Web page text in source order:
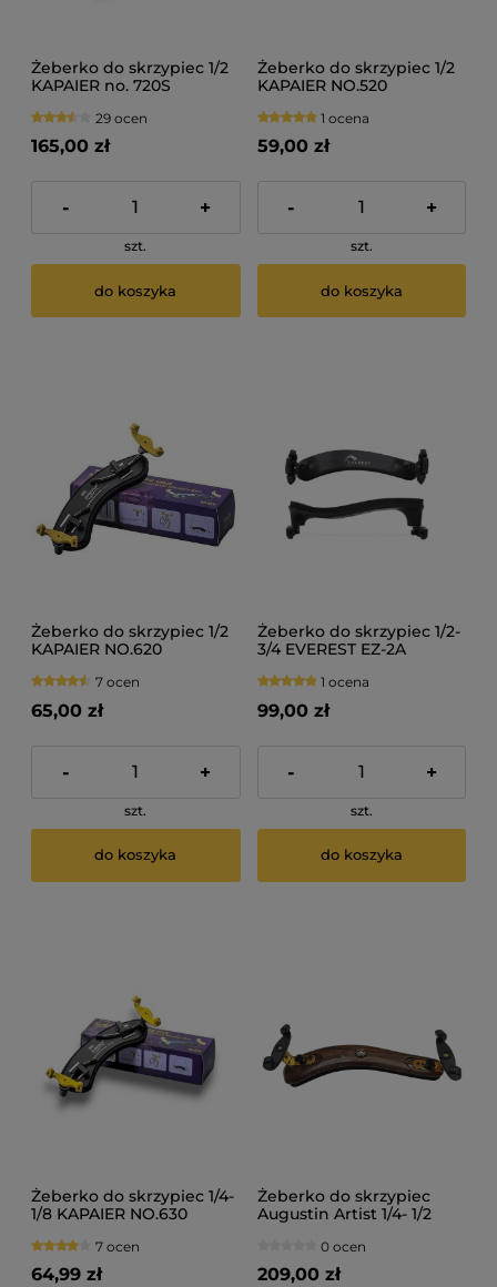
Żeberko do skrzypiec 1/2
KAPAIER no. 720S
29 ocen
165,00 zł
- +
szt.
do koszyka
Żeberko do skrzypiec 1/2
KAPAIER NO.520
1 ocena
59,00 zł
- +
szt.
do koszyka
Żeberko do skrzypiec 1/2
KAPAIER NO.620
7 ocen
65,00 zł
- +
szt.
do koszyka
Żeberko do skrzypiec 1/2-
3/4 EVEREST EZ-2A
1 ocena
99,00 zł
- +
szt.
do koszyka
Żeberko do skrzypiec 1/4-
1/8 KAPAIER NO.630
7 ocen
64,99 zł
Żeberko do skrzypiec
Augustin Artist 1/4- 1/2
0 ocen
209,00 zł